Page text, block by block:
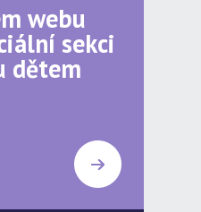
webu
sekci
dětem